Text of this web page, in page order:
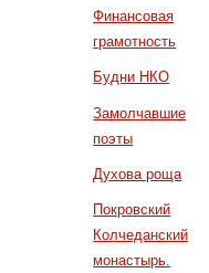
Финансовая
грамотность
Будни НКО
Замолчавшие
поэты
Духова роща
Покровский
Колчеданский
монастырь.